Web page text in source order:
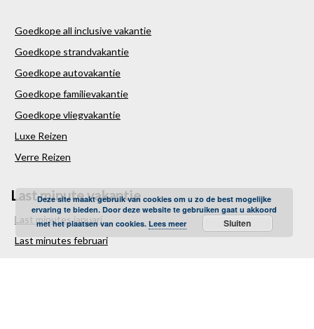
Goedkope all inclusive vakantie
Goedkope strandvakantie
Goedkope autovakantie
Goedkope familievakantie
Goedkope vliegvakantie
Luxe Reizen
Verre Reizen
Last minute vakantie
Last minutes januari
Last minutes februari
Deze site maakt gebruik van cookies om u zo de best mogelijke
ervaring te bieden. Door deze website te gebruiken gaat u akkoord
met het plaatsen van cookies. Lees meer Sluiten